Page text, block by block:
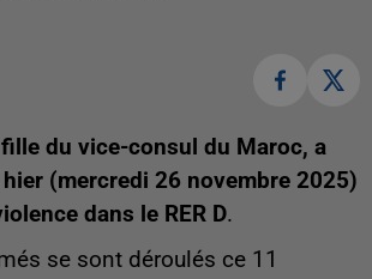
du vice-consul du Maroc, a
(mercredi 26 novembre 2025)
dans le RER D.
se sont déroulés ce 11